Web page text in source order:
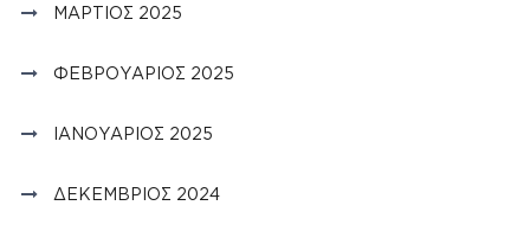
ΜΆΡΤΙΟΣ 2025
ΦΕΒΡΟΥΆΡΙΟΣ 2025
ΙΑΝΟΥΆΡΙΟΣ 2025
ΔΕΚΈΜΒΡΙΟΣ 2024